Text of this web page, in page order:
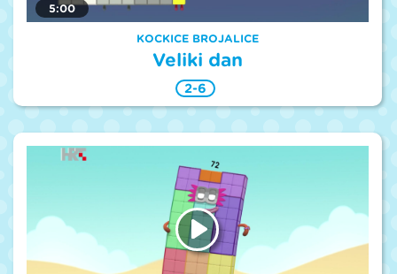
5:00
KOCKICE BROJALICE
Veliki dan
2-6